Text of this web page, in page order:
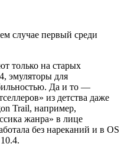
случае первый среди
только на старых
эмуляторы для
Да и то —
из детства даже
Trail, например,
жанра» в лице
без нареканий и в OS